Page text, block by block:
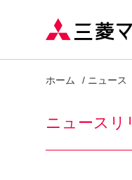
ホーム ニュース
ニュースリ